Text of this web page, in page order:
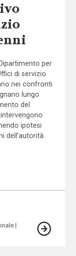
per
di servizio
nei confronti
lungo
del
ipotesi
dell’autorità